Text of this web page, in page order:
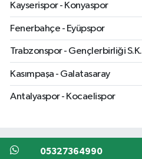
Kayserispor - Konyaspor
Fenerbahçe - Eyüpspor
Trabzonspor - Gençlerbirliği S.K.
Kasımpaşa - Galatasaray
Antalyaspor - Kocaelispor
05327364990